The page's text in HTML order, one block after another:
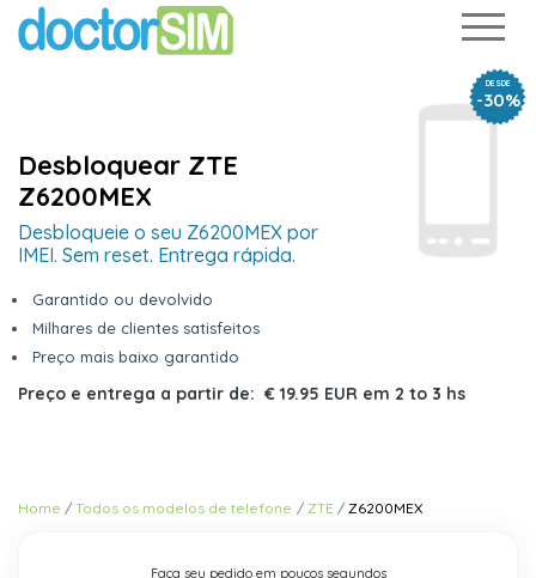
DESDE
-30%
Desbloquear ZTE
Z6200MEX
Desbloqueie o seu Z6200MEX por
IMEI. Sem reset. Entrega rápida.
Garantido ou devolvido
Milhares de clientes satisfeitos
Preço mais baixo garantido
Preço e entrega a partir de: € 19.95 EUR em 2 to 3 hs
Home Todos os modelos de telefone ZTE Z6200MEX
Faça seu pedido em poucos segundos